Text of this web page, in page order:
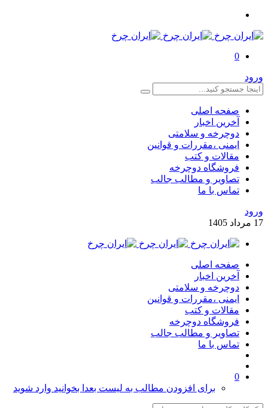
0
ورود
صفحه اصلی
آخرین اخبار
دوچرخه و سلامتی
ایمنی ،مقررات و قوانین
مقالات و کتب
فروشگاه دوچرخه
تصاویر و مطالب جالب
تماس با ما
ورود
17 مرداد 1405
صفحه اصلی
آخرین اخبار
دوچرخه و سلامتی
ایمنی ،مقررات و قوانین
مقالات و کتب
فروشگاه دوچرخه
تصاویر و مطالب جالب
تماس با ما
0
برای افزودن مطالب به لیست بعدا بخوانید وارد شوید